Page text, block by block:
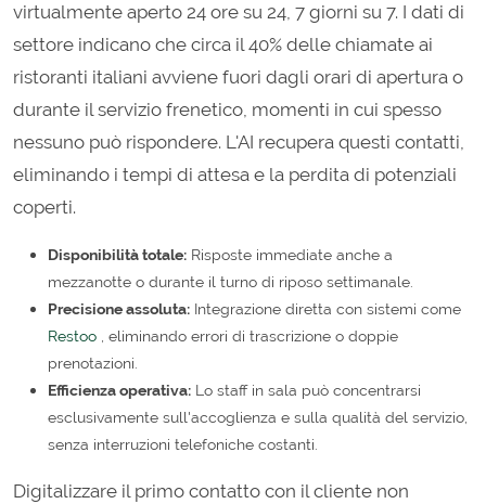
virtualmente aperto 24 ore su 24, 7 giorni su 7. I dati di
settore indicano che circa il 40% delle chiamate ai
ristoranti italiani avviene fuori dagli orari di apertura o
durante il servizio frenetico, momenti in cui spesso
nessuno può rispondere. L'AI recupera questi contatti,
eliminando i tempi di attesa e la perdita di potenziali
coperti.
Disponibilità totale: Risposte immediate anche a
mezzanotte o durante il turno di riposo settimanale.
Precisione assoluta: Integrazione diretta con sistemi come
Restoo , eliminando errori di trascrizione o doppie
prenotazioni.
Efficienza operativa: Lo staff in sala può concentrarsi
esclusivamente sull'accoglienza e sulla qualità del servizio,
senza interruzioni telefoniche costanti.
Digitalizzare il primo contatto con il cliente non